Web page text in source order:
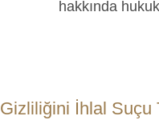
hakkında
İhlal Suçu